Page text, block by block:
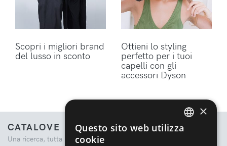
Scopri i migliori brand
del lusso in sconto
Ottieni lo styling
perfetto per i tuoi
capelli con gli
accessori Dyson
CATALOVE
Una ricerca, tutta la moda.
×
Questo sito web utilizza
cookie